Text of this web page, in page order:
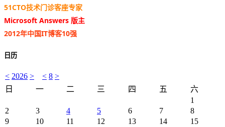
51CTO技术门诊客座专家
Microsoft Answers 版主
2012年中国IT博客10强
日历
< 2026 > < 8 >
日
一 二 三 四 五
六
1
2
3 4 5 6 7
8
9
10 11 12 13 14
15